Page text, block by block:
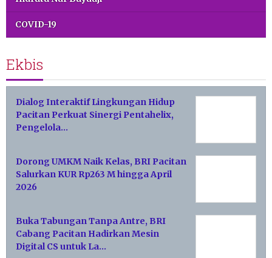
COVID-19
Ekbis
Dialog Interaktif Lingkungan Hidup
Pacitan Perkuat Sinergi Pentahelix,
Pengelola…
Dorong UMKM Naik Kelas, BRI Pacitan
Salurkan KUR Rp263 M hingga April
2026
Buka Tabungan Tanpa Antre, BRI
Cabang Pacitan Hadirkan Mesin
Digital CS untuk La…